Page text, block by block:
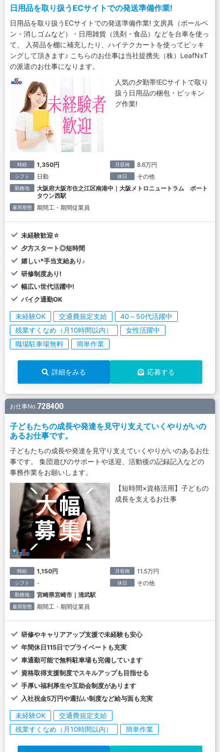
日用品を取り扱うECサイトでの発送準備作業!
日用品を取り扱うECサイトでの発送準備作業! 文房具（ボールペ
ン・消しゴムなど）・日用雑貨（洗剤・食品）などを台車を使っ
て、 入荷品を棚に補充したり、ハイテクカートを使ってピッキ
ングして頂きます♪ こちらのお仕事は当社提携先（株）LeafNxT
の派遣のお仕事になります。
人気の夕勤帯!ECサイトで取り
扱う日用品の梱包・ピッキン
グ作業!
時給 1,350円 月収例 8.6万円
シフト 日勤 休日 その他
勤務地
大阪府大阪市住之江区南港中｜大阪メトロニュートラム ポート
タウン西駅
雇用形態 期間工・期間従業員
未経験歓迎☆
夕方スタート◎短時間
嬉しい*手当支給あり♪
研修制度あり!
幅広い世代活躍中!
バイク通勤OK
未経験OK 交通費規定支給
40～50代活躍中
残業すくなめ（月10時間以内）
女性活躍中
職場駐車場無料
簡単作業
詳細をみる 応募する
お仕事No.728400
子どもたちの成長や発達を見守り支えていくやりがいの
あるお仕事です。
子どもたちの成長や発達を見守り支えていくやりがいのあるお仕
事です。 集団遊びのサポートや送迎、活動後の記録記入などの
事務作業をお願いします。
【短時間×資格活用】子どもの
成長を支えるお仕事
時給 1,150円 月収例 11.5万円
シフト - 休日 その他
勤務地 宮崎県宮崎市｜清武駅
雇用形態 期間工・期間従業員
研修やキャリアアップ支援で未経験も安心
年間休日115日でプライベートも充実
車通勤可能で無料駐車場も完備しています
資格取得支援制度でスキルアップも目指せる
手厚い福利厚生や互助会制度があります
入社祝金5万円や週払い制度など給与面も充実
未経験OK
交通費規定支給
残業すくなめ（月10時間以内）
簡単作業